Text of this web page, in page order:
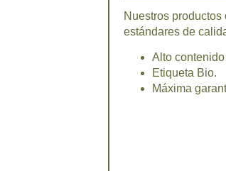
Nuestros
estándares de
Alto
Etiqueta Bio.
Máxima